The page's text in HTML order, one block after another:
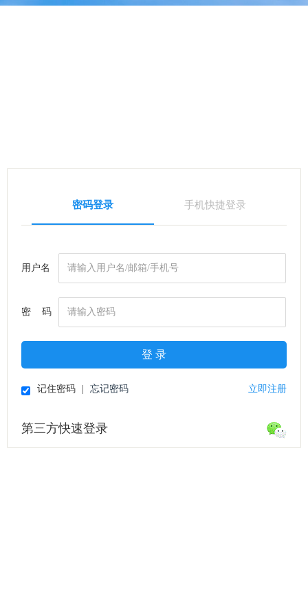
密码登录 手机快捷登录
用户名
密 码
登 录
记住密码 忘记密码 立即注册
第三方快速登录